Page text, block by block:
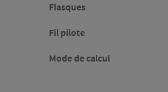
Flasques
Fil pilote
Mode de calcul